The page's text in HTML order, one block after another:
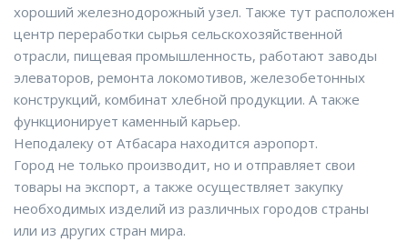
хороший железнодорожный узел. Также тут расположен
центр переработки сырья сельскохозяйственной
отрасли, пищевая промышленность, работают заводы
элеваторов, ремонта локомотивов, железобетонных
конструкций, комбинат хлебной продукции. А также
функционирует каменный карьер.
Неподалеку от Атбасара находится аэропорт.
Город не только производит, но и отправляет свои
товары на экспорт, а также осуществляет закупку
необходимых изделий из различных городов страны
или из других стран мира.